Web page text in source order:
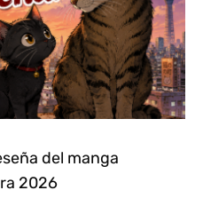
del manga
2026